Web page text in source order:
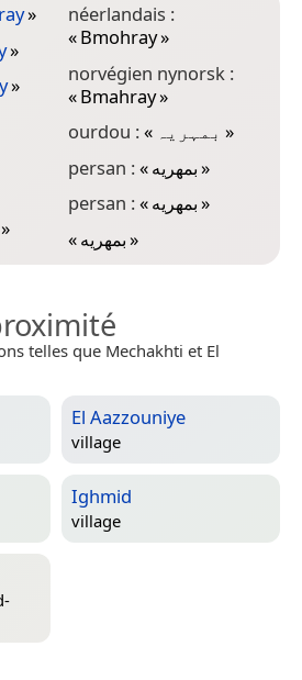
»
»
»
néerlandais :
«Bmohray»
norvégien nynorsk :
«Bmahray»
ourdou :« بمہریہ »
persan :«بمهريه»
persan :«بمهریه»
«بمهريه»
telles que Mechakhti et El
El Aazzouniye
village
Ighmid
village